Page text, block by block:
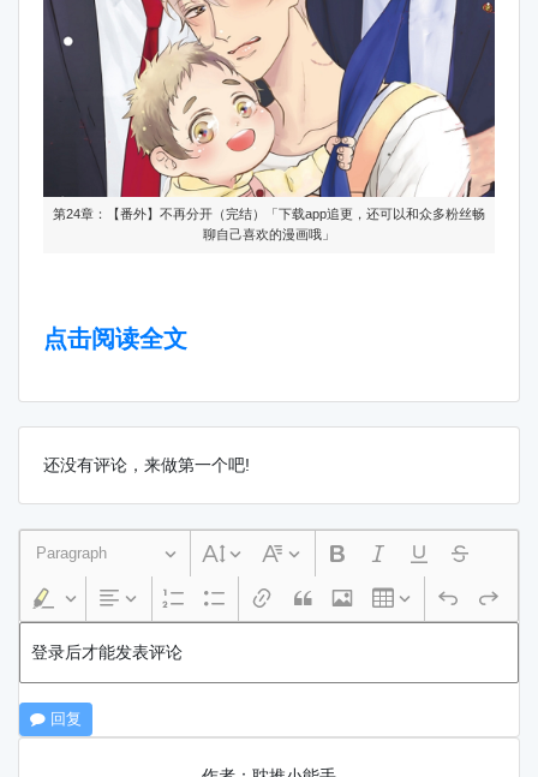
第24章：【番外】不再分开（完结）「下载app追更，还可以和众多粉丝畅
聊自己喜欢的漫画哦」
点击阅读全文
还没有评论，来做第一个吧!
Paragraph
登录后才能发表评论
回复